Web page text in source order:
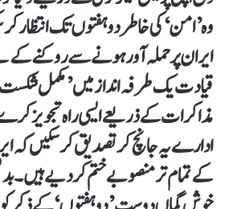
وہ ’امن‘ کی خاطر دو ہفتوں تک انتظار
ایران پر حملہ آور ہونے سے روکنے کے
قیادت یک طرفہ انداز میں ’مکمل
مذاکرات کے ذریعے ایسی راہ تجویز
ادارے یہ جانچ کر تصدیق کرسکیں کہ
کے تمام تر منصوبے ختم کردیے ہیں۔